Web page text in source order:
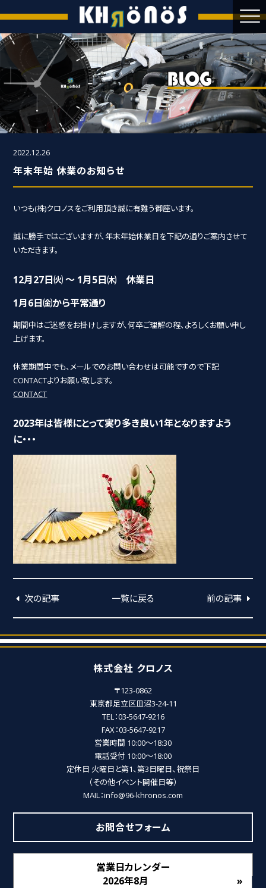
2022.12.26
年末年始 休業のお知らせ
いつも(株)クロノスをご利用頂き誠に有難う御座います。
誠に勝手ではございますが、年末年始休業日を下記の通りご案内させて
いただきます。
12月27日㈫ ～ 1月5日㈭ 休業日
1月6日㈮から平常通り
期間中はご迷惑をお掛けしますが、何卒ご理解の程、よろしくお願い申し
上げます。
休業期間中でも、メールでのお問い合わせは可能ですので下記
CONTACTよりお願い致します。
CONTACT
2023年は皆様にとって実り多き良い1年となりますよう
に・・・
次の記事 一覧に戻る 前の記事
株式会社 クロノス
〒123-0862
東京都足立区皿沼3-24-11
TEL：03-5647-9216
FAX：03-5647-9217
営業時間 10:00～18:30
電話受付 10:00～18:00
定休日 火曜日と第1、第3日曜日、祝祭日
（その他イベント開催日等）
MAIL：info@96-khronos.com
お問合せフォーム
営業日カレンダー
2026年8月
»